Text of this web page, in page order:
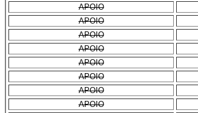
APOIO
APOIO
APOIO
APOIO
APOIO
APOIO
APOIO
APOIO